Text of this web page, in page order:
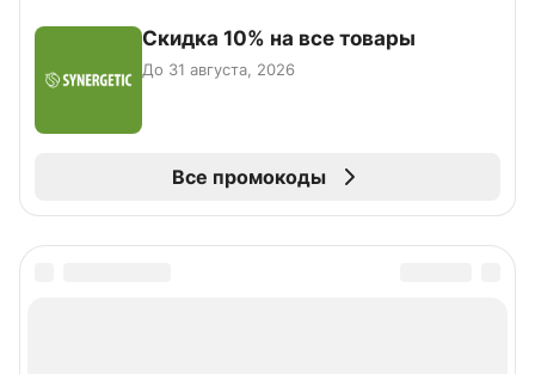
Скидка 10% на все товары
До 31 августа, 2026
Все промокоды